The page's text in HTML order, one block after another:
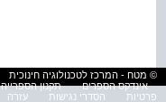
© מטח - המרכז לטכנולוגיה חינוכית
אינדקס הספרים
תקנון הספרייה
פרטיות
הסדרי נגישות עזרה